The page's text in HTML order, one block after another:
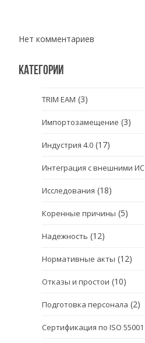
Нет комментариев
КАТЕГОРИИ
TRIM EAM (3)
Импортозамещение (3)
Индустрия 4.0 (17)
Интеграция с внешними ИС
Исследования (18)
Коренные причины (5)
Надежность (12)
Нормативные акты (12)
Отказы и простои (10)
Подготовка персонала (2)
Сертификация по ISO 55001